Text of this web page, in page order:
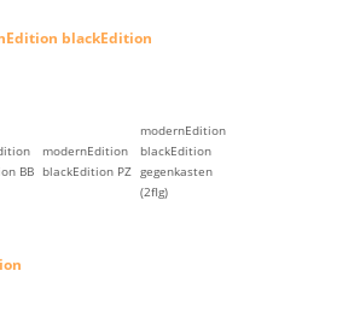
blackEdition
BB
modernEdition
blackEdition PZ
modernEdition
blackEdition
gegenkasten
(2flg)